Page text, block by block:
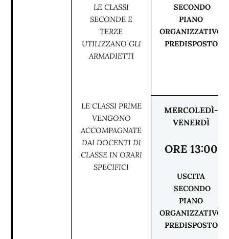
LE CLASSI
SECONDE E
TERZE
UTILIZZANO GLI
ARMADIETTI
LE CLASSI PRIME
VENGONO
ACCOMPAGNATE
DAI DOCENTI DI
CLASSE IN ORARI
SPECIFICI
SECONDO
PIANO
ORGANIZZATIVO
PREDISPOSTO
MERCOLEDÌ-
VENERDÌ
ORE 13:00
USCITA
SECONDO
PIANO
ORGANIZZATIVO
PREDISPOSTO